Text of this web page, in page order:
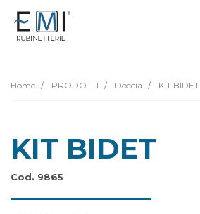
Home PRODOTTI Doccia KIT BIDET
KIT BIDET
Cod. 9865